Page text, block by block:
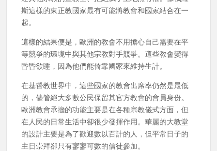
斯這樣的東正教國家最有可能將教會和國家結合在一
起。
這樣的結果便是，歐洲的教會不用擔心自己需要在平
等競爭的環境中與其他宗教對手競爭。這些教會變得
昏昏欲睡，因為他們能倚靠國家來維持生計。
在基督教世界中，這些國家的教會出席率仍然是最低
的，儘管絕大多數公民保留其官方教會的會員身份。
歐洲教會承擔的功能主要是在各種宗教儀式方面，但
在人民的日常生活中卻很少發揮作用。華麗的大教堂
的設計主要是為了歡迎數以百計的人，但平常日子的
主日崇拜卻只有寥寥可數的信徒參加。